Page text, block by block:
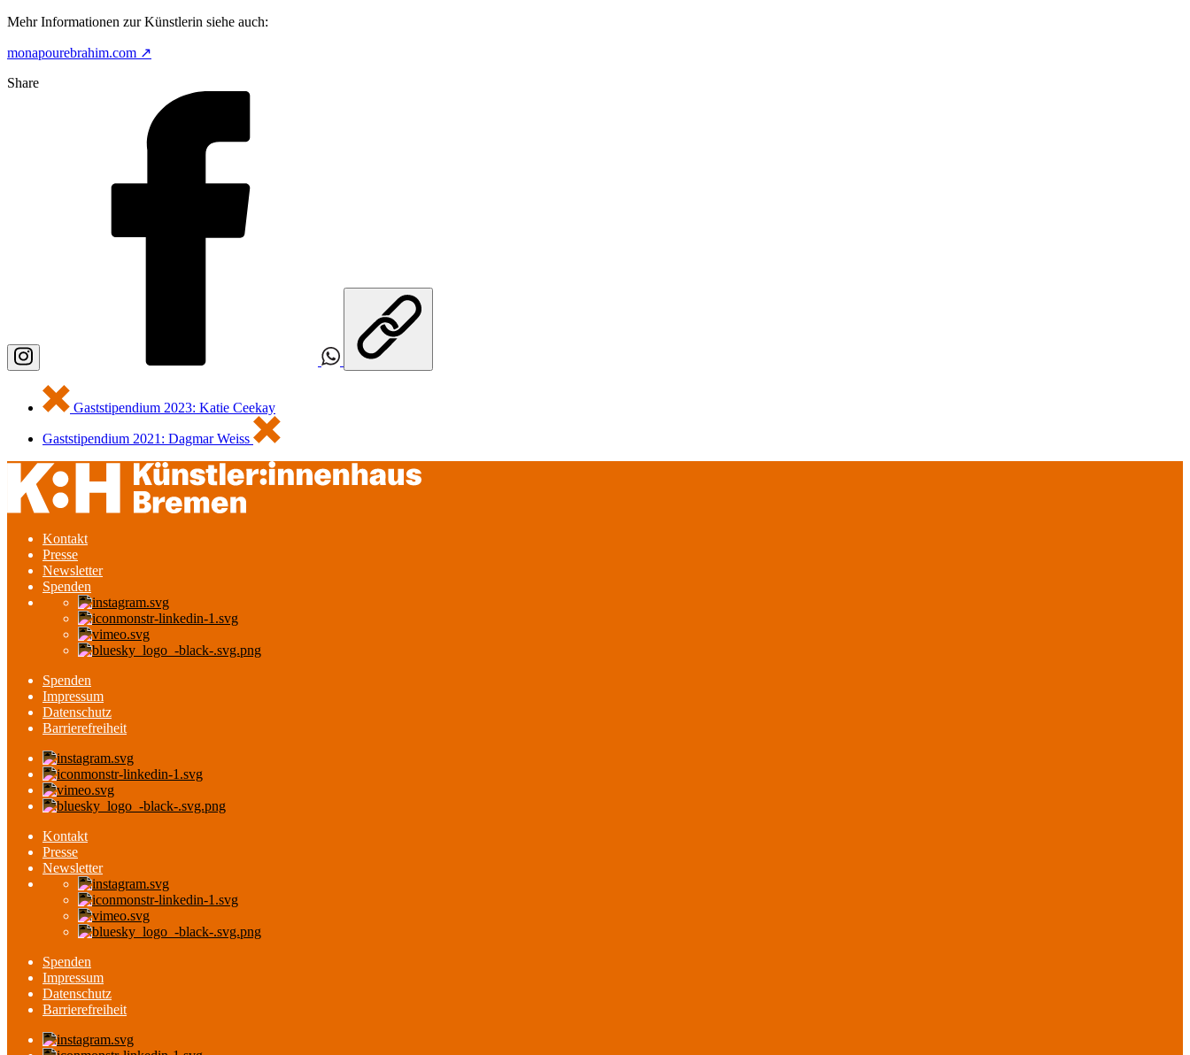
Mehr Informationen zur Künstlerin siehe auch:
monapourebrahim.com ↗
Share
Gaststipendium 2023: Katie Ceekay
Gaststipendium 2021: Dagmar Weiss
Kontakt
Presse
Newsletter
Spenden
Spenden
Impressum
Datenschutz
Barrierefreiheit
Kontakt
Presse
Newsletter
Spenden
Impressum
Datenschutz
Barrierefreiheit